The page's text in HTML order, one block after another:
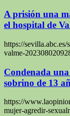
A prisión una
el hospital de
https://
valme-
Condenada
sobrino de 13
https://
mujer-agredir-